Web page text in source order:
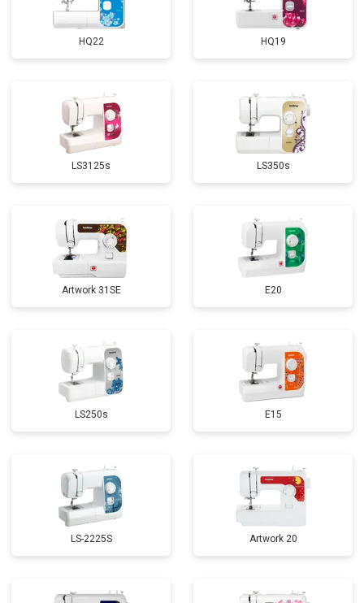
HQ22 HQ19
LS3125s LS350s
Artwork 31SE E20
LS250s E15
LS-2225S Artwork 20